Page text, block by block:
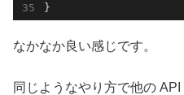
}
なかなか良い感じです。
同じようなやり方で他の